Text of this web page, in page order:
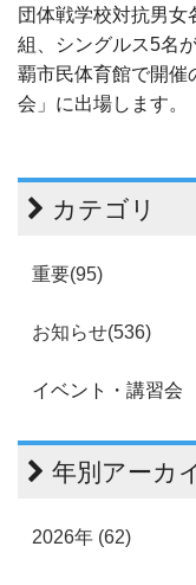
団体戦学校対抗男
組、シングルス5名
覇市民体育館で開催
会」に出場します。
カテゴリ
重要(95)
お知らせ(536)
イベント・講習会
年別アーカ
2026年 (62)